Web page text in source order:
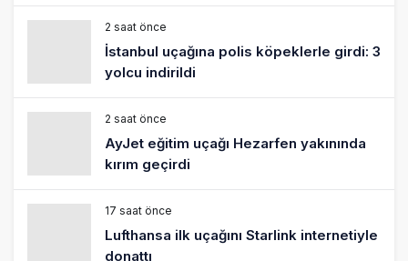
2 saat önce
İstanbul uçağına polis köpeklerle girdi: 3
yolcu indirildi
2 saat önce
AyJet eğitim uçağı Hezarfen yakınında
kırım geçirdi
17 saat önce
Lufthansa ilk uçağını Starlink internetiyle
donattı